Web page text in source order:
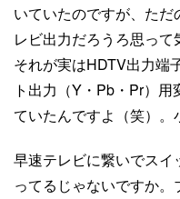
いていたのですが、た
レビ出力だろうろ思って
それが実はHDTV出力端
ト出力（Y・Pb・Pr）
ていたんですよ（笑）。
早速テレビに繋いでス
ってるじゃないですか